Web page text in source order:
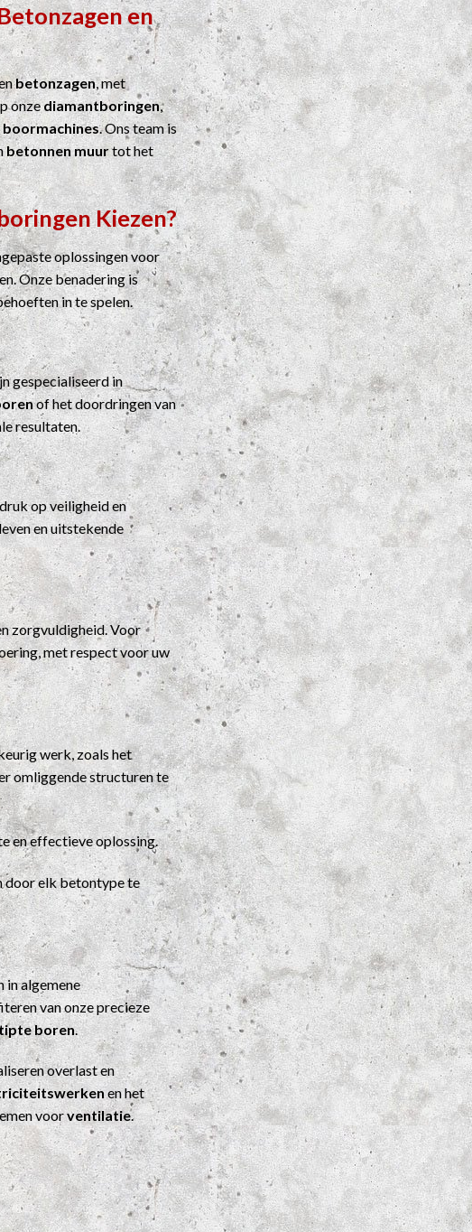
en
betonzagen, met
onzediamantboringen,
boormachines. Ons team is
betonnen muurtot het
Kiezen?
oplossingen voor
Onze benadering is
in te spelen.
gespecialiseerd in
of het doordringen van
resultaten.
op veiligheid en
en uitstekende
zorgvuldigheid. Voor
met respect voor uw
werk, zoals het
omliggende structuren te
en effectieve oplossing.
door elk betontype te
in algemene
van onze precieze
boren.
overlast en
en het
voorventilatie.